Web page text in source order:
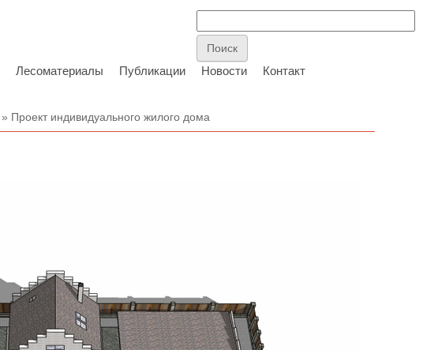
Лесоматериалы Публикации Новости Контакт
» Проект индивидуального жилого дома